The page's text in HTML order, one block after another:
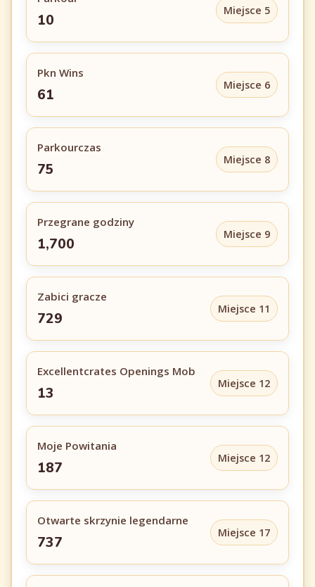
10
Miejsce 5
Pkn Wins
61
Miejsce 6
Parkourczas
75
Miejsce 8
Przegrane godziny
1,700
Miejsce 9
Zabici gracze
729
Miejsce 11
Excellentcrates Openings Mob
13
Miejsce 12
Moje Powitania
187
Miejsce 12
Otwarte skrzynie legendarne
737
Miejsce 17